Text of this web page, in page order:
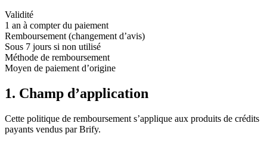
Validité
1 an à compter du paiement
Remboursement (changement d’avis)
Sous 7 jours si non utilisé
Méthode de remboursement
Moyen de paiement d’origine
1. Champ d’application
Cette politique de remboursement s’applique aux produits de crédits
payants vendus par Brify.